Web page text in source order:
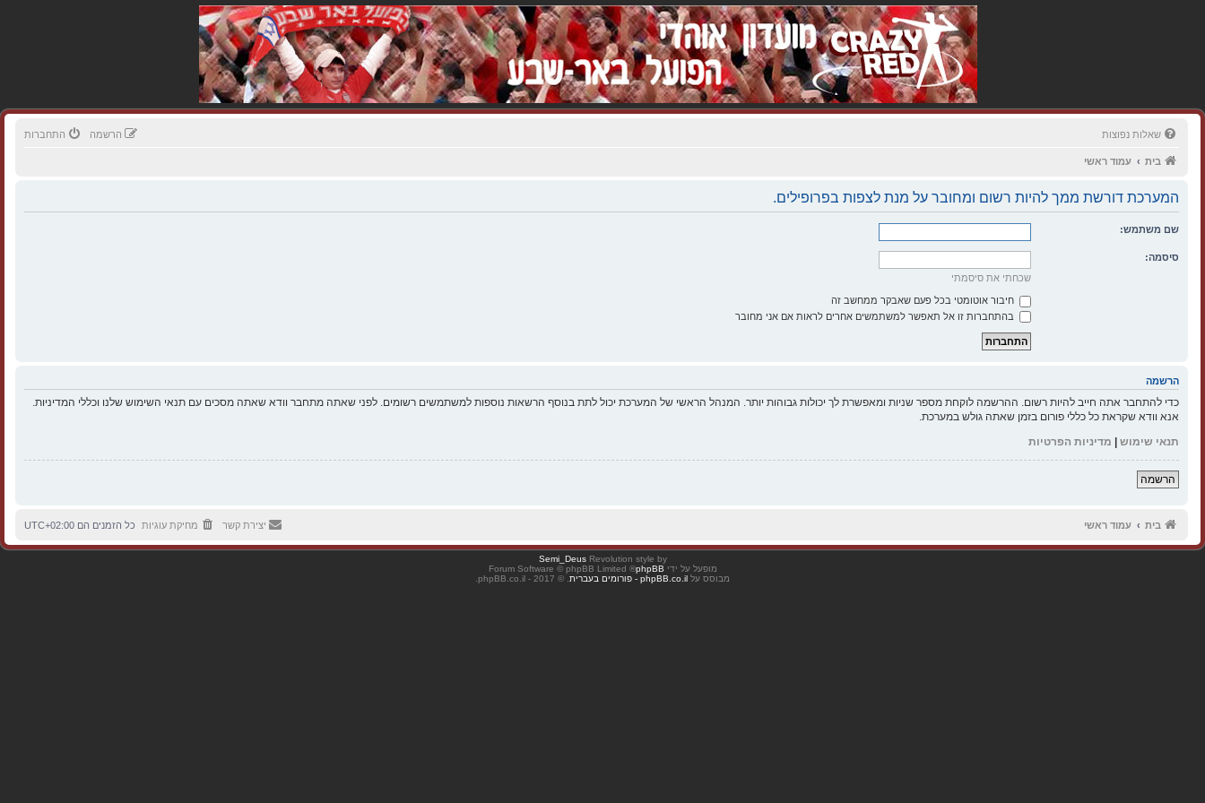
שאלות נפוצות התחברות הרשמה
בית עמוד ראשי
המערכת דורשת ממך להיות רשום ומחובר על מנת לצפות בפרופילים.
שם משתמש:
סיסמה:
שכחתי את סיסמתי
חיבור אוטומטי בכל פעם שאבקר ממחשב זה
בהתחברות זו אל תאפשר למשתמשים אחרים לראות אם אני מחובר
הרשמה
כדי להתחבר אתה חייב להיות רשום. ההרשמה לוקחת מספר שניות ומאפשרת לך יכולות גבוהות יותר. המנהל הראשי של המערכת יכול לתת בנוסף הרשאות נוספות למשתמשים רשומים. לפני שאתה מתחבר וודא שאתה מסכים עם תנאי השימוש שלנו וכללי המדיניות.
אנא וודא שקראת כל כללי פורום בזמן שאתה גולש במערכת.
תנאי שימוש | מדיניות הפרטיות
הרשמה
בית עמוד ראשי כל הזמנים הם UTC+02:00 מחיקת עוגיות יצירת קשר
Revolution style by
Semi_Deus
מופעל על ידי phpBB
® Forum Software © phpBB Limited
מבוסס על phpBB.co.il - פורומים בעברית . © 2017 - phpBB.co.il.